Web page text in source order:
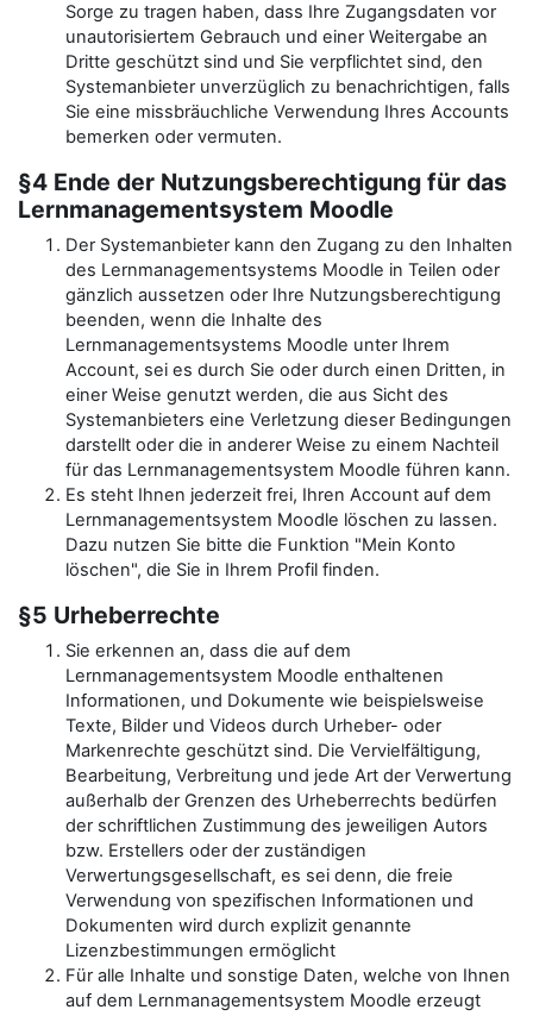
Sorge zu tragen haben, dass Ihre Zugangsdaten vor
unautorisiertem Gebrauch und einer Weitergabe an
Dritte geschützt sind und Sie verpflichtet sind, den
Systemanbieter unverzüglich zu benachrichtigen, falls
Sie eine missbräuchliche Verwendung Ihres Accounts
bemerken oder vermuten.
§4 Ende der Nutzungsberechtigung für das
Lernmanagementsystem Moodle
Der Systemanbieter kann den Zugang zu den Inhalten
des Lernmanagementsystems Moodle in Teilen oder
gänzlich aussetzen oder Ihre Nutzungsberechtigung
beenden, wenn die Inhalte des
Lernmanagementsystems Moodle unter Ihrem
Account, sei es durch Sie oder durch einen Dritten, in
einer Weise genutzt werden, die aus Sicht des
Systemanbieters eine Verletzung dieser Bedingungen
darstellt oder die in anderer Weise zu einem Nachteil
für das Lernmanagementsystem Moodle führen kann.
Es steht Ihnen jederzeit frei, Ihren Account auf dem
Lernmanagementsystem Moodle löschen zu lassen.
Dazu nutzen Sie bitte die Funktion "Mein Konto
löschen", die Sie in Ihrem Profil finden.
§5 Urheberrechte
Sie erkennen an, dass die auf dem
Lernmanagementsystem Moodle enthaltenen
Informationen, und Dokumente wie beispielsweise
Texte, Bilder und Videos durch Urheber- oder
Markenrechte geschützt sind. Die Vervielfältigung,
Bearbeitung, Verbreitung und jede Art der Verwertung
außerhalb der Grenzen des Urheberrechts bedürfen
der schriftlichen Zustimmung des jeweiligen Autors
bzw. Erstellers oder der zuständigen
Verwertungsgesellschaft, es sei denn, die freie
Verwendung von spezifischen Informationen und
Dokumenten wird durch explizit genannte
Lizenzbestimmungen ermöglicht
Für alle Inhalte und sonstige Daten, welche von Ihnen
auf dem Lernmanagementsystem Moodle erzeugt